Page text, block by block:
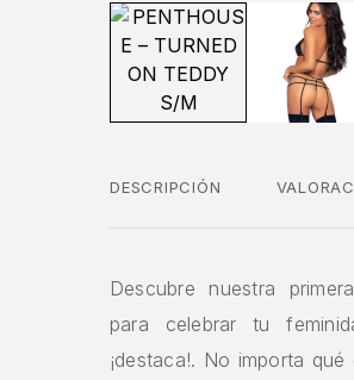
DESCRIPCIÓN
Descubre nuestra
para celebrar tu
¡destaca!. No importa